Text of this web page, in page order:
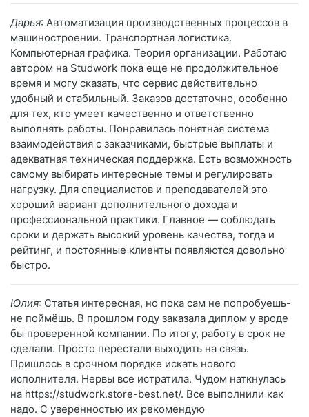
Дарья: Автоматизация производственных процессов в
машиностроении. Транспортная логистика.
Компьютерная графика. Теория организации. Работаю
автором на Studwork пока еще не продолжительное
время и могу сказать, что сервис действительно
удобный и стабильный. Заказов достаточно, особенно
для тех, кто умеет качественно и ответственно
выполнять работы. Понравилась понятная система
взаимодействия с заказчиками, быстрые выплаты и
адекватная техническая поддержка. Есть возможность
самому выбирать интересные темы и регулировать
нагрузку. Для специалистов и преподавателей это
хороший вариант дополнительного дохода и
профессиональной практики. Главное — соблюдать
сроки и держать высокий уровень качества, тогда и
рейтинг, и постоянные клиенты появляются довольно
быстро.
Юлия: Статья интересная, но пока сам не попробуешь-
не поймёшь. В прошлом году заказала диплом у вроде
бы проверенной компании. По итогу, работу в срок не
сделали. Просто перестали выходить на связь.
Пришлось в срочном порядке искать нового
исполнителя. Нервы все истратила. Чудом наткнулась
на https://studwork.store-best.net/. Все выполнили как
надо. С уверенностью их рекомендую